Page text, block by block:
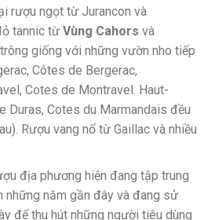
rượu ngọt từ Jurancon và
tannic từ Vùng Cahors và
giống với những vườn nho tiếp
Côtes de Bergerac,
Cotes de Montravel. Haut-
Duras, Cotes du Marmandais đều
Rượu vang nổ từ Gaillac và nhiều
địa phương hiện đang tập trung
những năm gần đây và đang sử
để thu hút những người tiêu dùng